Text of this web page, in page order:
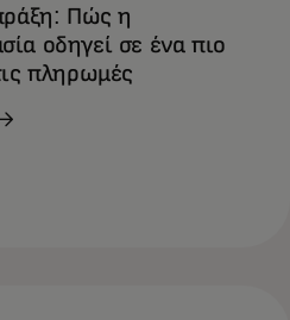
Πώς η
οδηγεί σε ένα πιο
πληρωμές